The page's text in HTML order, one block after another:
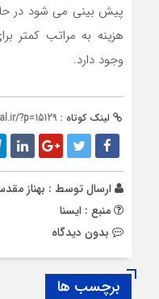
پیش بینی می شود در
هزینه به مراتب کمتر
وجود دارد.
لینک کوتاه : ?p=15129
ارسال توسط : بهناز
منبع : ایسنا
بدون دیدگاه
برچسب ها